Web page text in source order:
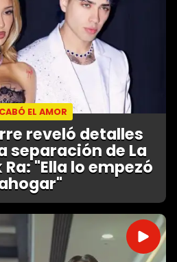
EL AMOR
reveló detalles
separación de La
"Ella lo empezó